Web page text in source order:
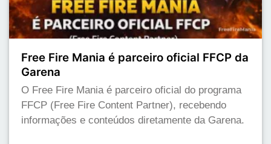
Free Fire Mania é parceiro oficial FFCP da
Garena
O Free Fire Mania é parceiro oficial do programa
FFCP (Free Fire Content Partner), recebendo
informações e conteúdos diretamente da Garena.